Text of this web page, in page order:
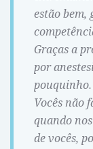
estão bem,
Graças a
por
Vocês não
quando
de vocês,